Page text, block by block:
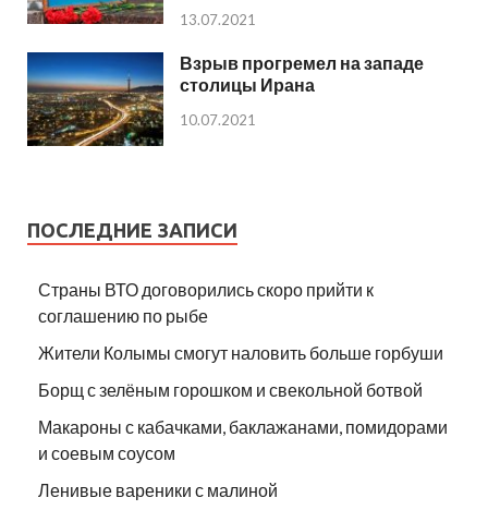
13.07.2021
Взрыв прогремел на западе
столицы Ирана
10.07.2021
ПОСЛЕДНИЕ ЗАПИСИ
Страны ВТО договорились скоро прийти к
соглашению по рыбе
Жители Колымы смогут наловить больше горбуши
Борщ с зелёным горошком и свекольной ботвой
Макароны с кабачками, баклажанами, помидорами
и соевым соусом
Ленивые вареники с малиной